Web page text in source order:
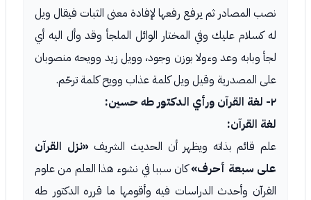
نصب المصادر ثم يرفع رفعها لإفادة معنى الثبات فيقال ويل
له كسلام عليك وفي المختار الوائل الملجأ وقد وأل اليه أي
لجأ وبابه وعد وءولا بوزن وجود، وويل زيد وويحه منصوبان
على المصدرية وقيل ويل كلمة عذاب وويح كلمة ترحّم.
٢- لغة القرآن ورأي الدكتور طه حسين:
لغة القرآن:
علم قائم بذاته ويظهر أن الحديث الشريف «نزل القرآن
على سبعة أحرف»كان سببا في نشوء هذا العلم من علوم
القرآن وأحدث الدراسات فيه وأقومها ما قرره الدكتور طه